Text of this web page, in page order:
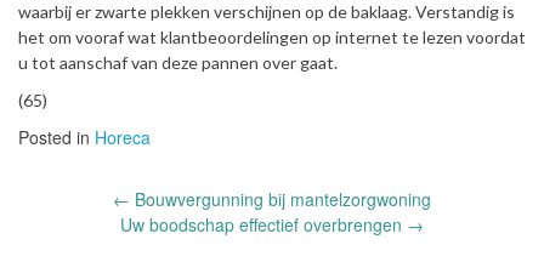
waarbij er zwarte plekken verschijnen op de baklaag. Verstandig is
het om vooraf wat klantbeoordelingen op internet te lezen voordat
u tot aanschaf van deze pannen over gaat.
(65)
Posted in Horeca
← Bouwvergunning bij mantelzorgwoning
Uw boodschap effectief overbrengen →